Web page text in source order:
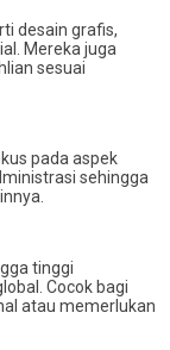
desain grafis,
Mereka juga
sesuai
pada aspek
sehingga
tinggi
Cocok bagi
atau memerlukan